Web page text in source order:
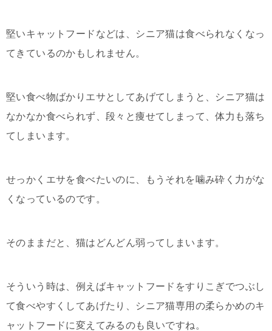
堅いキャットフードなどは、シニア猫は食べられなくなっ
てきているのかもしれません。
堅い食べ物ばかりエサとしてあげてしまうと、シニア猫は
なかなか食べられず、段々と痩せてしまって、体力も落ち
てしまいます。
せっかくエサを食べたいのに、もうそれを噛み砕く力がな
くなっているのです。
そのままだと、猫はどんどん弱ってしまいます。
そういう時は、例えばキャットフードをすりこぎでつぶし
て食べやすくしてあげたり、シニア猫専用の柔らかめのキ
ャットフードに変えてみるのも良いですね。